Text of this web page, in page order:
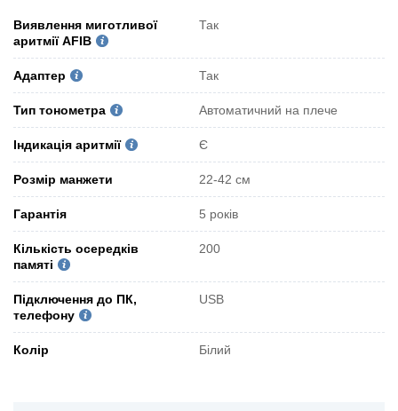
Виявлення миготливої
аритмії AFIB
Так
Адаптер Так
Тип тонометра Автоматичний на плече
Індикація аритмії Є
Розмір манжети 22-42 см
Гарантія 5 років
Кількість осередків
памяті
200
Підключення до ПК,
телефону
USB
Колір Білий